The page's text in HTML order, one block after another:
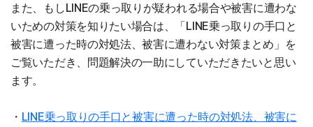
また、もしLINEの乗っ取りが疑われる場合や被害に遭わな
いための対策を知りたい場合は、「LINE乗っ取りの手口と
被害に遭った時の対処法、被害に遭わない対策まとめ」を
ご覧いただき、問題解決の一助にしていただきたいと思い
ます。
・ LINE乗っ取りの手口と被害に遭った時の対処法、被害に